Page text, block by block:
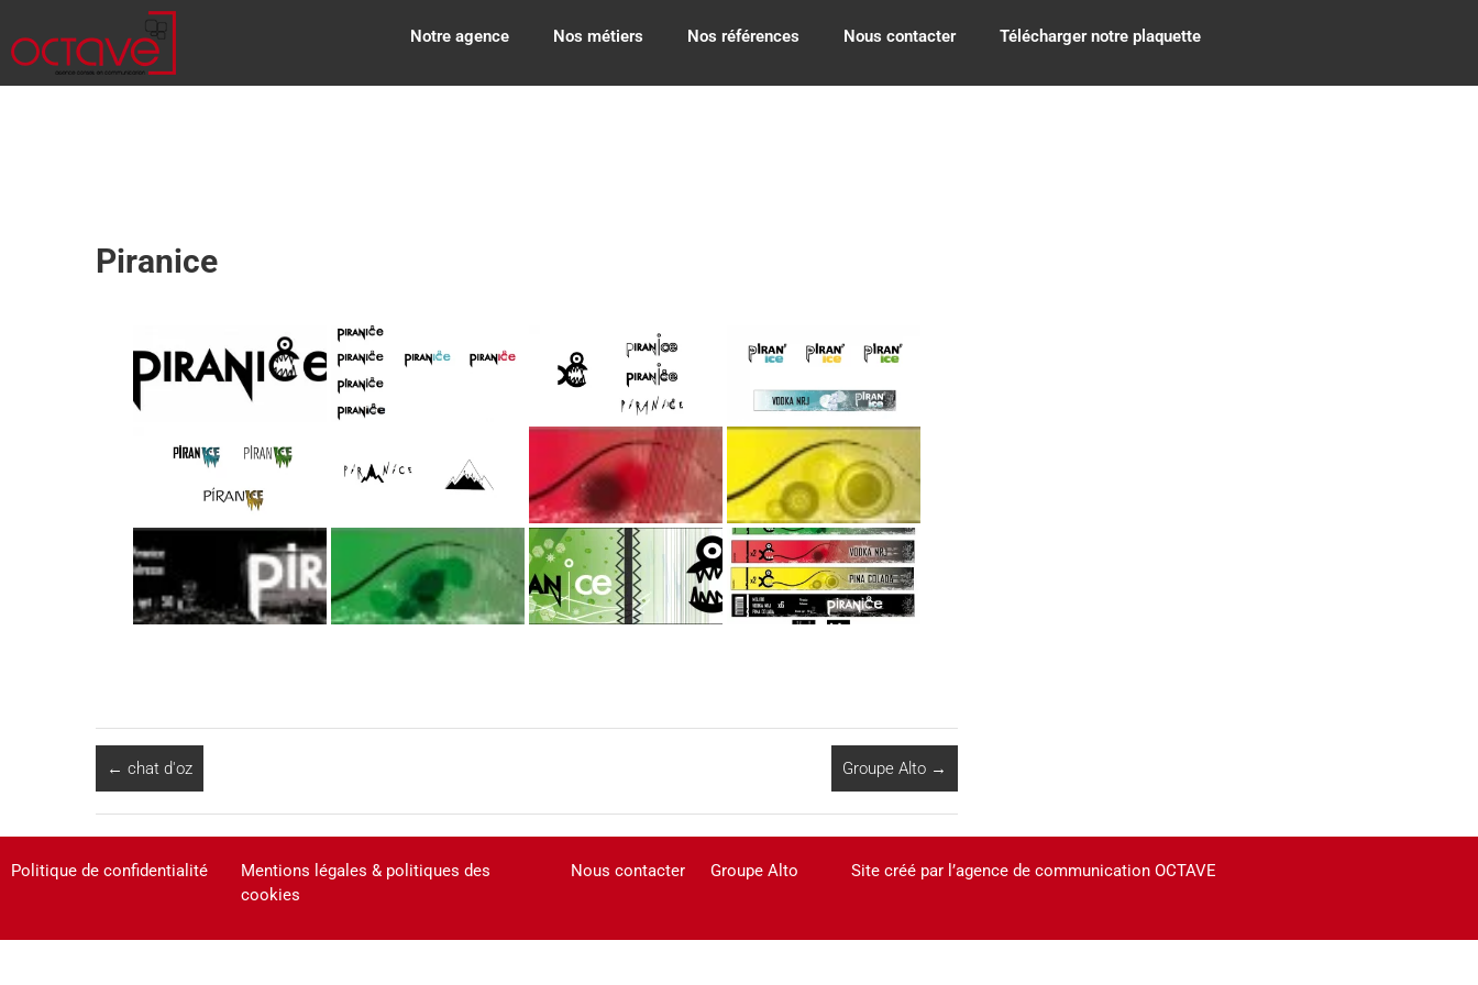
Notre agence Nos métiers Nos références Nous contacter Télécharger notre plaquette
Piranice
← chat d'oz Groupe Alto →
Politique de confidentialité
Mentions légales & politiques des
cookies
Nous contacter Groupe Alto Site créé par l’agence de communication OCTAVE